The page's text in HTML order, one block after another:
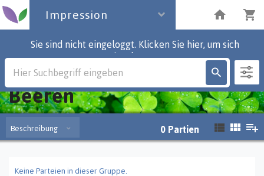
Impression
Sie sind nicht eingeloggt. Klicken Sie hier, um sich
einzuloggen.
Impression
Beeren
Beschreibung 0 Partien
Keine Parteien in dieser Gruppe.